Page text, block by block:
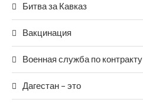
Битва за Кавказ
Вакцинация
Военная служба по контракту
Дагестан – это